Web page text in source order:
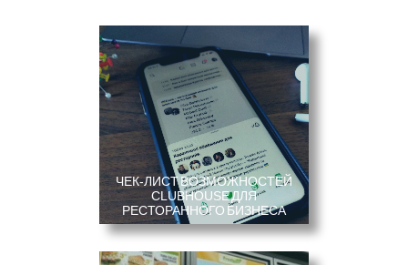
РЕСТОРАНА НА АРАБСКОМ
ЧЕК-ЛИСТ ВОЗМОЖНОСТЕЙ
CLUBHOUSE ДЛЯ
РЕСТОРАННОГО БИЗНЕСА
ТРЕНДЫ РЕСТОРАННОГО
БИЗНЕСА 2021